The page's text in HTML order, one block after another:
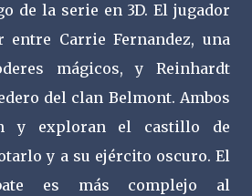
de la serie en 3D. El jugador
entre Carrie Fernandez, una
mágicos, y Reinhardt
del clan Belmont. Ambos
y exploran el castillo de
y a su ejército oscuro. El
es más complejo al